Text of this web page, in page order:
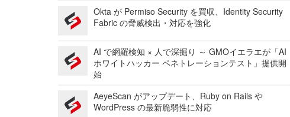
Okta が Permiso Security を買収、Identity Security
Fabric の脅威検出・対応を強化
AI で網羅検知 × 人で深掘り ～ GMOイエラエが「AI
ホワイトハッカー ペネトレーションテスト」提供開
始
AeyeScan がアップデート、Ruby on Rails や
WordPress の最新脆弱性に対応